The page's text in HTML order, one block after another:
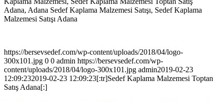
Adana, Adana Sedef Kaplama Malzemesi Satışı, Sedef Kaplama
Malzemesi Satışı Adana
https://bersevsedef.com/wp-content/uploads/2018/04/logo-
300x101.jpg 0 0 admin https://bersevsedef.com/wp-
content/uploads/2018/04/logo-300x101.jpg admin2019-02-23
12:09:232019-02-23 12:09:23[:tr]Sedef Kaplama Malzemesi Toptan
Satış Adana[:]